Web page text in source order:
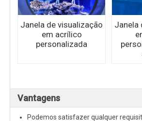
Janela de visualização
em acrílico
personalizada
Janela
Vantagens
Podemos satisfazer qualquer